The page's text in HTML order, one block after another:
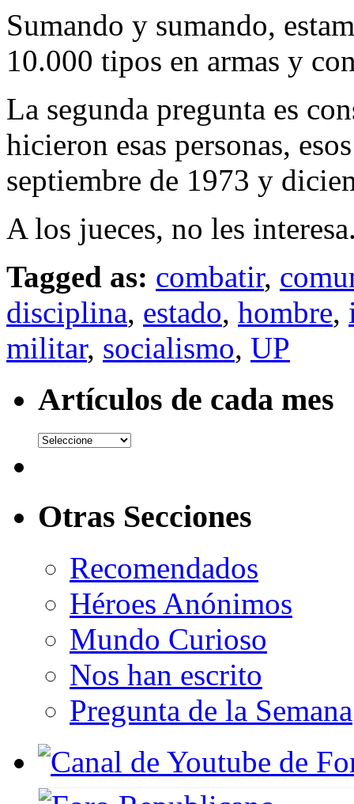
Sumando y sumando,
10.000 tipos en armas y
La segunda pregunta es
hicieron esas personas,
septiembre de 1973 y
A los jueces, no les
Tagged as: combatir,
disciplina, estado, hombre,
militar, socialismo, UP
Artículos de cada mes
Otras Secciones
Recomendados
Héroes Anónimos
Mundo Curioso
Nos han escrito
Pregunta de la Semana